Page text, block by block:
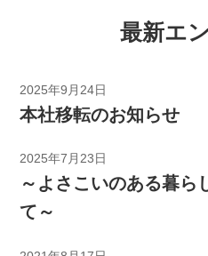
最新エ
2025年9月24日
本社移転のお知らせ
2025年7月23日
～よさこいのある暮ら
て～